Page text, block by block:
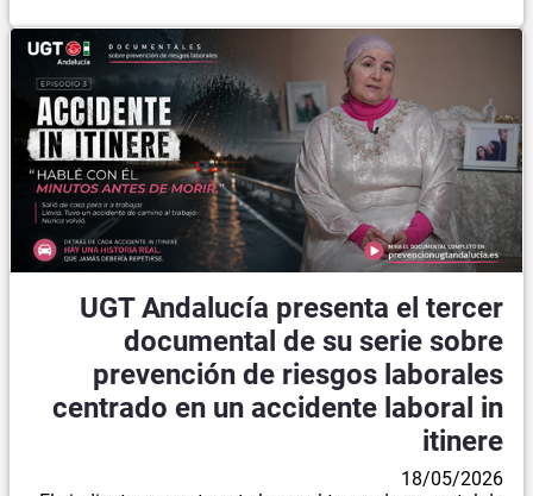
UGT Andalucía presenta el tercer
documental de su serie sobre
prevención de riesgos laborales
centrado en un accidente laboral in
itinere
18/05/2026